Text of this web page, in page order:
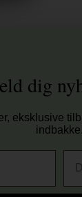
Din sikkerhed
dig
eksklusive
indbakke.